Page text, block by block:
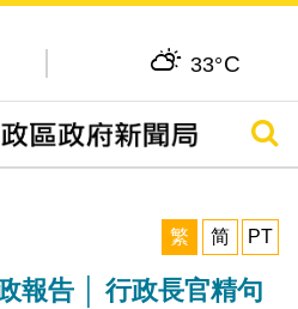
33°C
搜尋
繁
简 PT
報告 │ 行政長官精句